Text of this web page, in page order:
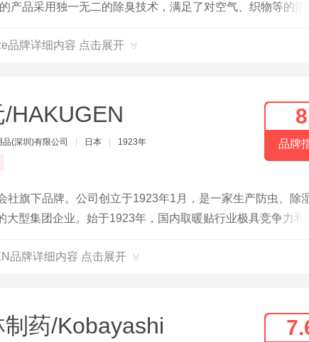
产品采用独一无二的除臭技术，满足了对空气、织物等的清
品牌详细内容 点击展开
/HAKUGEN
品(深圳)有限公司 日本 1923年
8
品牌
社旗下品牌。公司创立于1923年1月，是一家生产防虫、除
型集团企业。始于1923年，国内取暖贴行业极具竞争力和
品牌详细内容 点击展开
药/Kobayashi